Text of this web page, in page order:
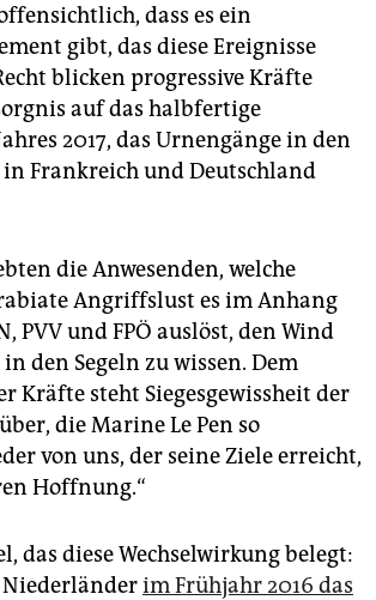
dass es ein
gibt, das diese Ereignisse
blicken progressive Kräfte
auf das halbfertige
2017, das Urnengänge in den
Frankreich und Deutschland
die Anwesenden, welche
Angriffslust es im Anhang
PVV und FPÖ auslöst, den Wind
den Segeln zu wissen. Dem
Kräfte steht Siegesgewissheit der
die Marine Le Pen so
von uns, der seine Ziele erreicht,
Hoffnung.“
das diese Wechselwirkung belegt:
im Frühjahr 2016 das